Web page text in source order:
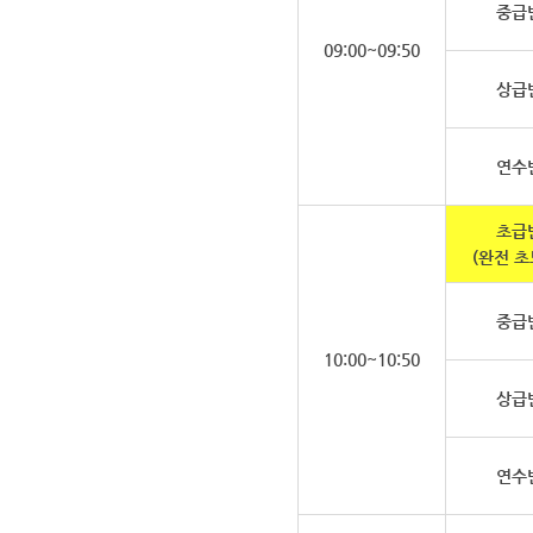
09:00~09:50
중급
상급
연수
10:00~10:50
초급
(완전
중급
상급
연수